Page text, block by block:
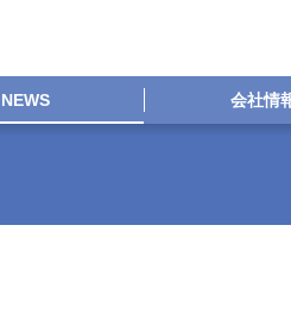
NEWS 会社情